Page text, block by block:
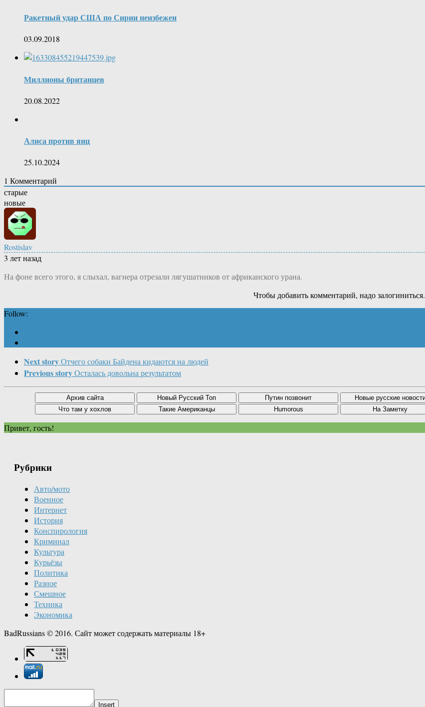
Ракетный удар США по Сирии неизбежен
03.09.2018
Миллионы британцев
20.08.2022
Алиса против яиц
25.10.2024
1 Комментарий
старые
новые
Rostislav
3 лет назад
На фоне всего этого, я слыхал, вагнера отрезали лягушатников от африканского урана.
Чтобы добавить комментарий, надо залогиниться.
Follow:
Next storyОтчего собаки Байдена кидаются на людей
Previous storyОсталась довольна результатом
Привет, гость!
Рубрики
Авто/мото
Военное
Интернет
История
Конспирология
Криминал
Культура
Курьёзы
Политика
Разное
Смешное
Техника
Экономика
BadRussians © 2016. Сайт может содержать материалы 18+
Insert